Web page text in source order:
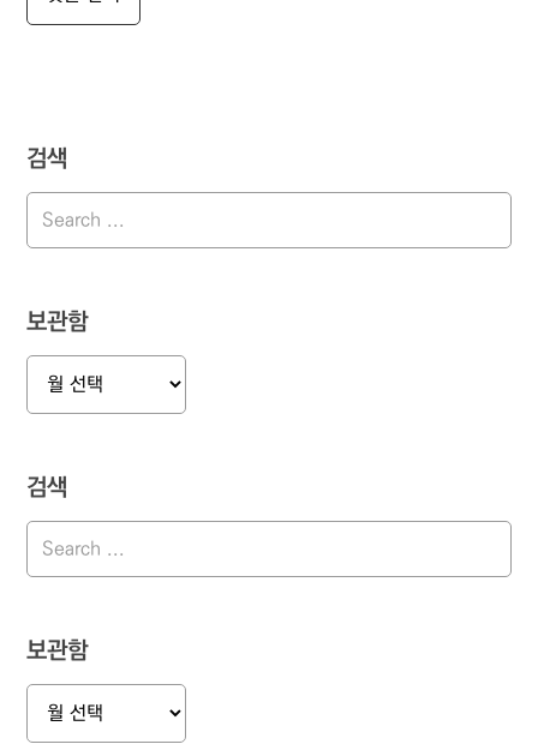
검색
보관함
보
검색
보관함
보